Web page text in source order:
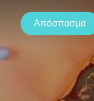
Απόσπασμα